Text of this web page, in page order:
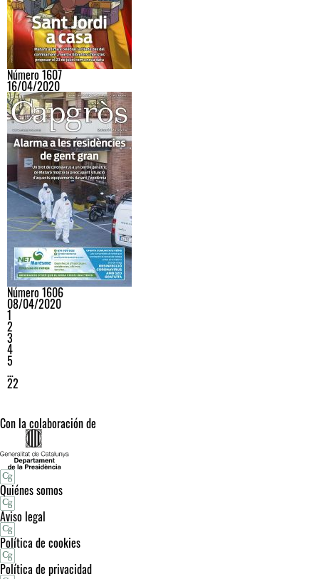
Número 1607
16/04/2020
Número 1606
08/04/2020
1
2
3
4
5
…
22
Con la colaboración de
Quiénes somos
Aviso legal
Política de cookies
Política de privacidad